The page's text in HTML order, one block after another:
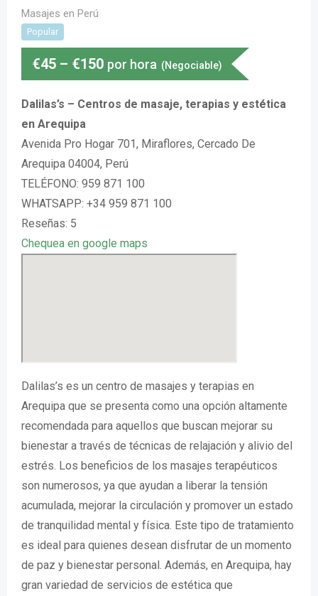
Masajes en Perú
Popular
€45 – €150 por hora (Negociable)
Dalilas’s – Centros de masaje, terapias y estética
en Arequipa
Avenida Pro Hogar 701, Miraflores, Cercado De
Arequipa 04004, Perú
TELÉFONO: 959 871 100
WHATSAPP: +34 959 871 100
Reseñas: 5
Chequea en google maps
Dalilas’s es un centro de masajes y terapias en
Arequipa que se presenta como una opción altamente
recomendada para aquellos que buscan mejorar su
bienestar a través de técnicas de relajación y alivio del
estrés. Los beneficios de los masajes terapéuticos
son numerosos, ya que ayudan a liberar la tensión
acumulada, mejorar la circulación y promover un estado
de tranquilidad mental y física. Este tipo de tratamiento
es ideal para quienes desean disfrutar de un momento
de paz y bienestar personal. Además, en Arequipa, hay
gran variedad de servicios de estética que